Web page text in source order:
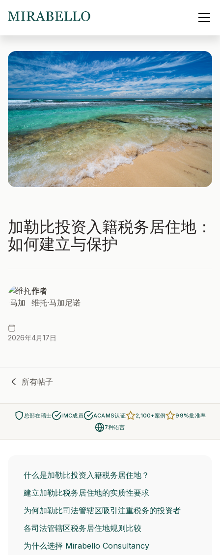
加勒比投资入籍税务居住地：
如何建立与保护
作者
维托·马加尼诺
2026年4月17日
所有帖子
总部在瑞士 IMC成员 ACAMS认证 2,100+案例
99%批准率
7种语言
什么是加勒比投资入籍税务居住地？
建立加勒比税务居住地的实质性要求
为何加勒比司法管辖区吸引注重税务的投资者
各司法管辖区税务居住地规则比较
为什么选择 Mirabello Consultancy